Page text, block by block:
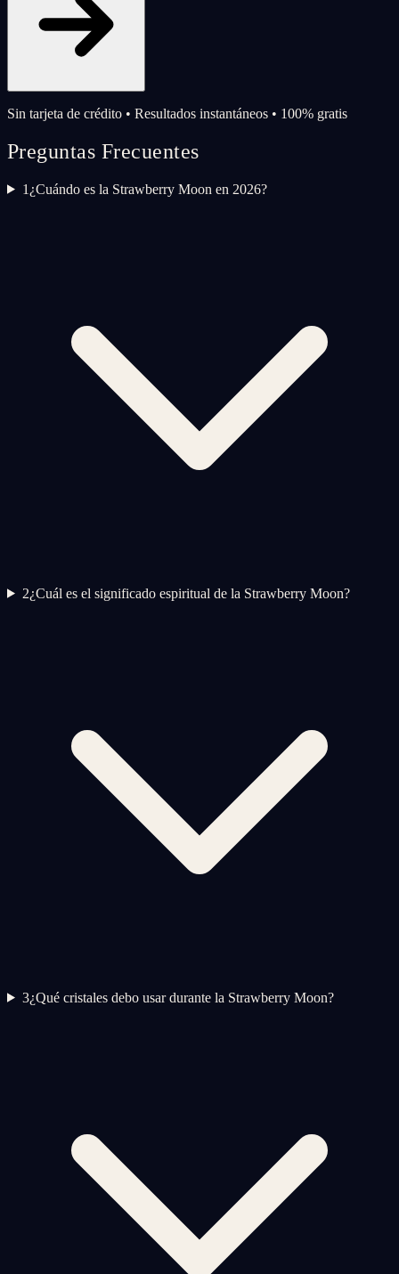
Sin tarjeta de crédito • Resultados instantáneos • 100% gratis
Preguntas Frecuentes
1 ¿Cuándo es la Strawberry Moon en 2026?
2¿Cuál es el significado espiritual de la Strawberry Moon?
3¿Qué cristales debo usar durante la Strawberry Moon?